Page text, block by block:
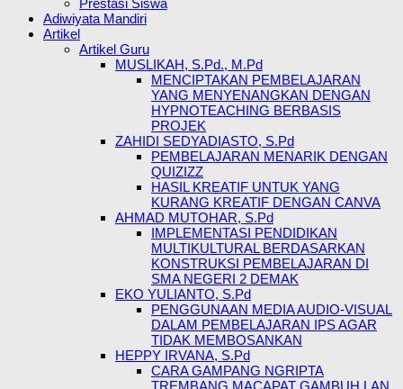
Prestasi Siswa
Adiwiyata Mandiri
Artikel
Artikel Guru
MUSLIKAH, S.Pd., M.Pd
MENCIPTAKAN PEMBELAJARAN
YANG MENYENANGKAN DENGAN
HYPNOTEACHING BERBASIS
PROJEK
ZAHIDI SEDYADIASTO, S.Pd
PEMBELAJARAN MENARIK DENGAN
QUIZIZZ
HASIL KREATIF UNTUK YANG
KURANG KREATIF DENGAN CANVA
AHMAD MUTOHAR, S.Pd
IMPLEMENTASI PENDIDIKAN
MULTIKULTURAL BERDASARKAN
KONSTRUKSI PEMBELAJARAN DI
SMA NEGERI 2 DEMAK
EKO YULIANTO, S.Pd
PENGGUNAAN MEDIA AUDIO-VISUAL
DALAM PEMBELAJARAN IPS AGAR
TIDAK MEMBOSANKAN
HEPPY IRVANA, S.Pd
CARA GAMPANG NGRIPTA